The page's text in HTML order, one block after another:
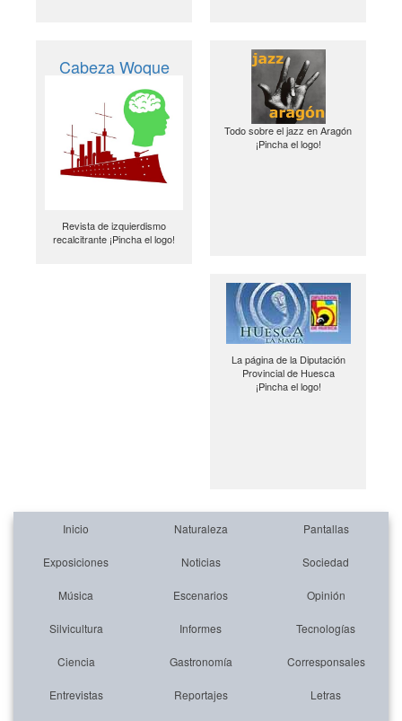
Cabeza Woque
Revista de izquierdismo
recalcitrante ¡Pincha el logo!
Todo sobre el jazz en Aragón
¡Pincha el logo!
La página de la Diputación
Provincial de Huesca
¡Pincha el logo!
Inicio Naturaleza Pantallas
Exposiciones Noticias Sociedad
Música Escenarios Opinión
Silvicultura Informes Tecnologías
Ciencia Gastronomía Corresponsales
Entrevistas Reportajes Letras